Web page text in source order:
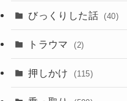
びっくりした話 (40)
トラウマ (2)
押しかけ (115)